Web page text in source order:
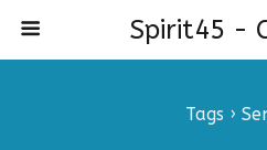
Spirit45 -
Tags ›